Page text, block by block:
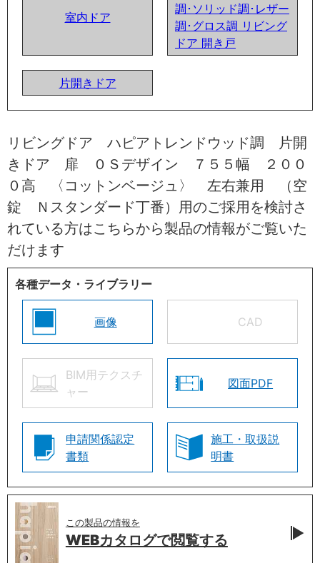
室内ドア
調･ソリッド調･レザー
調･グロス調 リビング
ドア 開き戸
片開きドア
リビングドア ハピアトレンドウッド調 片開
きドア 扉 ０Ｓデザイン ７５５幅 ２００
０高 〈コットンベージュ〉 左右兼用 （空
錠 Ｎスタンダード丁番）用のご採用を検討さ
れている方はこちらから製品の情報がご覧いた
だけます
各種データ・ライブラリー
画像 CAD
BIM用テクスチ
ャー
図面PDF
申請関係認定
書類
施工・取扱説
明書
この製品の情報を
WEBカタログで閲覧する